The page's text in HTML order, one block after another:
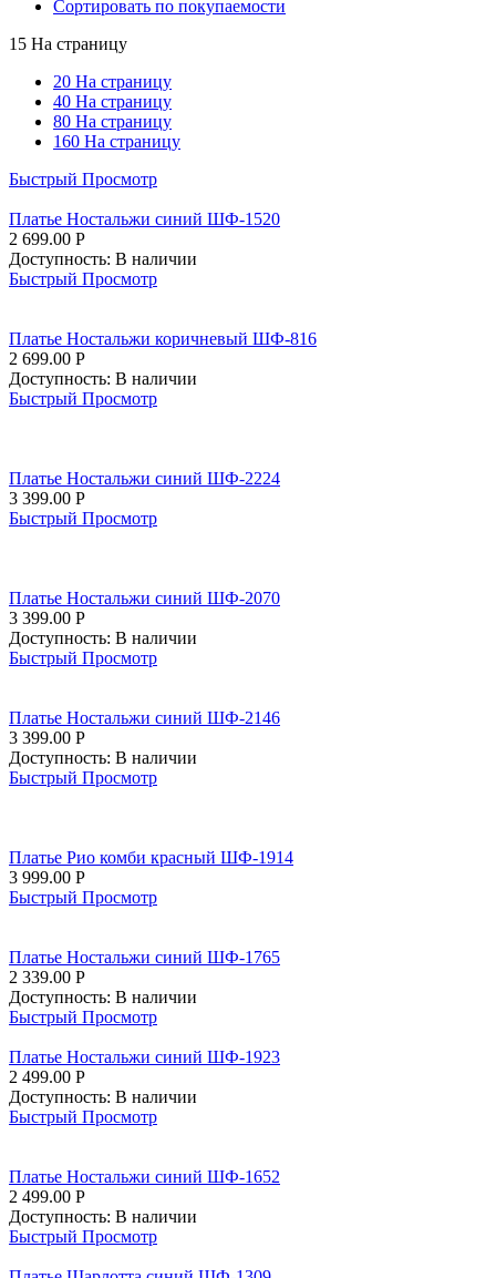
Сортировать по покупаемости
15 На страницу
20 На страницу
40 На страницу
80 На страницу
160 На страницу
Быстрый Просмотр
Платье Ностальжи синий ШФ-1520
2 699.00 Р
Доступность: В наличии
Быстрый Просмотр
Платье Ностальжи коричневый ШФ-816
2 699.00 Р
Доступность: В наличии
Быстрый Просмотр
Платье Ностальжи синий ШФ-2224
3 399.00 Р
Быстрый Просмотр
Платье Ностальжи синий ШФ-2070
3 399.00 Р
Доступность: В наличии
Быстрый Просмотр
Платье Ностальжи синий ШФ-2146
3 399.00 Р
Доступность: В наличии
Быстрый Просмотр
Платье Рио комби красный ШФ-1914
3 999.00 Р
Быстрый Просмотр
Платье Ностальжи синий ШФ-1765
2 339.00 Р
Доступность: В наличии
Быстрый Просмотр
Платье Ностальжи синий ШФ-1923
2 499.00 Р
Доступность: В наличии
Быстрый Просмотр
Платье Ностальжи синий ШФ-1652
2 499.00 Р
Доступность: В наличии
Быстрый Просмотр